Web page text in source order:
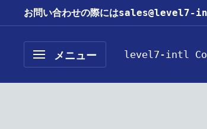
ン
ツ
お問い合わせの際にはsales@level7-
メニュー level7-intl